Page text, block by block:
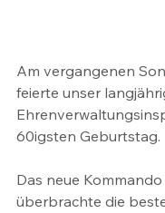
Am vergangenen
feierte unser
60igsten Geburtstag.
Das neue
überbrachte die